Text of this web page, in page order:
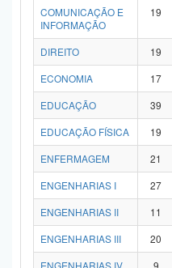
COMUNICAÇÃO E
INFORMAÇÃO
19
DIREITO 19
ECONOMIA
17
EDUCAÇÃO
39
EDUCAÇÃO FÍSICA
19
ENFERMAGEM
21
ENGENHARIAS I
27
ENGENHARIAS II
11
ENGENHARIAS III
20
ENGENHARIAS IV
9